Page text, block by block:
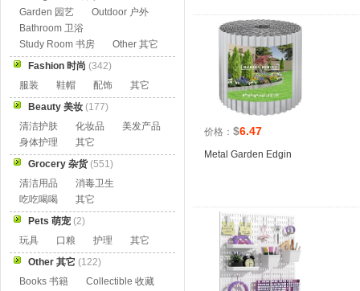
价格： $6.47
Metal Garden Edgin
Garden 园艺
Outdoor 户外
Bathroom 卫浴
Study Room 书房
Other 其它
Fashion 时尚 (342)
服装
鞋帽 配饰
其它
Beauty 美妆 (177)
清洁护肤
化妆品
美发产品
身体护理
其它
Grocery 杂货(551)
清洁用品
消毒卫生
吃吃喝喝
其它
Pets 萌宠 (2)
玩具
口粮 护理
其它
Other 其它 (122)
Books 书籍
Collectible 收藏